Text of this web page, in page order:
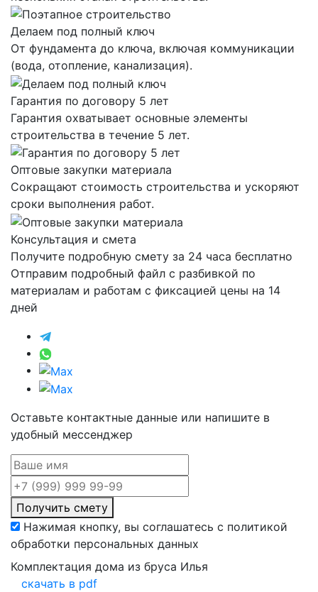
Делаем под полный ключ
От фундамента до ключа, включая коммуникации
(вода, отопление, канализация).
Гарантия по договору 5 лет
Гарантия охватывает основные элементы
строительства в течение 5 лет.
Оптовые закупки материала
Сокращают стоимость строительства и ускоряют
сроки выполнения работ.
Консультация и смета
Получите подробную смету за 24 часа бесплатно
Отправим подробный файл с разбивкой по
материалам и работам с фиксацией цены на 14
дней
Оставьте контактные данные или напишите в
удобный мессенджер
Получить смету
Нажимая кнопку, вы соглашатесь с политикой
обработки персональных данных
Комплектация дома из бруса Илья
скачать в pdf